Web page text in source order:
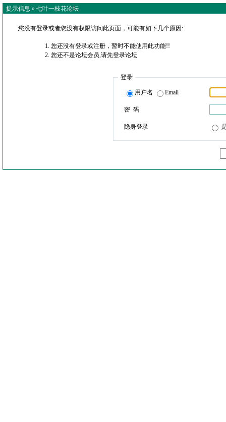
提示信息 » 七叶一枝花论坛
您没有登录或者您没有权限访问此页面，可能有如下几个原因:
您还没有登录或注册，暂时不能使用此功能!!
您还不是论坛会员,请先登录论坛
登录
用户名 Email
密 码
隐身登录